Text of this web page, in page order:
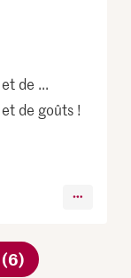
de ...
de goûts !